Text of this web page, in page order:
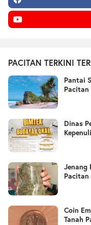
PACITAN TERKINI
Pantai
Pacitan
Dinas
Jenang
Pacitan
Coin
Tanah